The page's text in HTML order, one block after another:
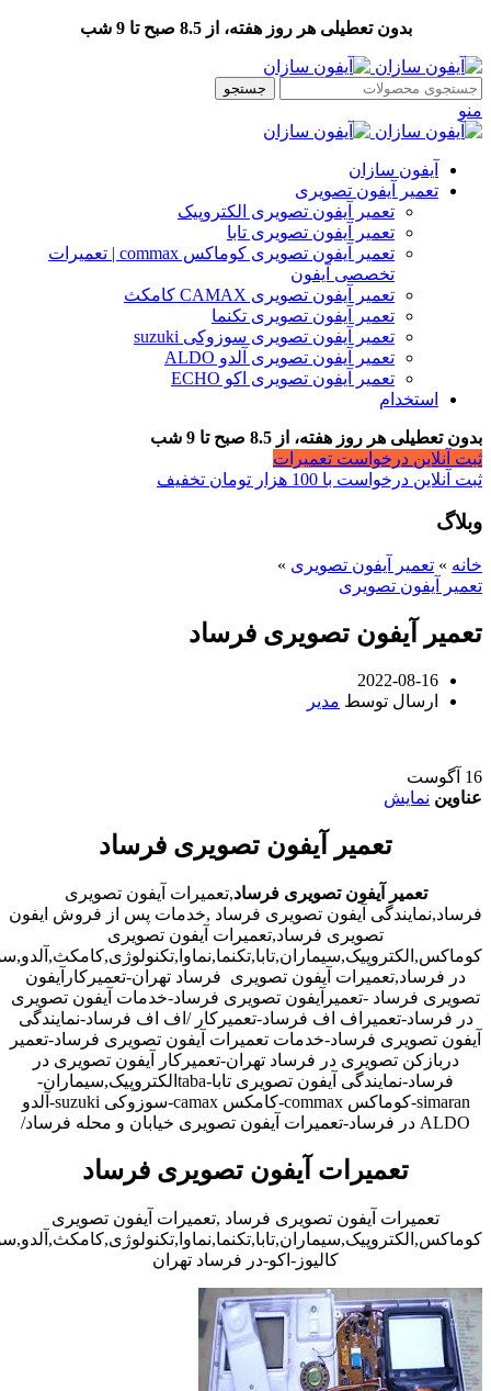
بدون تعطیلی هر روز هفته، از 8.5 صبح تا 9 شب
جستجو
منو
آیفون سازان
تعمیر آیفون تصویری
تعمیر آیفون تصویری الکتروپیک
تعمیر آیفون تصویری تابا
تعمیر آیفون تصویری کوماکس commax | تعمیرات
تخصصی آیفون
تعمیر آیفون تصویری CAMAX کامکث
تعمیر آیفون تصویری تکنما
تعمیر آیفون تصویری سوزوکی suzuki
تعمیر آیفون تصویری آلدو ALDO
تعمیر آیفون تصویری اکو ECHO
استخدام
بدون تعطیلی هر روز هفته، از 8.5 صبح تا 9 شب
ثبت آنلاین درخواست تعمیرات
ثبت آنلاین درخواست با 100 هزار تومان تخفیف
وبلاگ
خانه » تعمیر آیفون تصویری »
تعمیر آیفون تصویری
تعمیر آیفون تصویری فرساد
2022-08-16
ارسال توسط مدیر
16 آگوست
عناوین نمایش
تعمیر آیفون تصویری فرساد
تعمیر آیفون تصویری فرساد,تعمیرات آیفون تصویری
فرساد,نمایندگی آیفون تصویری فرساد ,خدمات پس از فروش ایفون
تصویری فرساد,تعمیرات آیفون تصویری
در فرساد,تعمیرات آیفون تصویری فرساد تهران-تعمیرکارآیفون
تصویری فرساد -تعمیرآیفون تصویری فرساد-خدمات آیفون تصویری
در فرساد-تعمیراف اف فرساد-تعمیرکار /اف اف فرساد-نمایندگی
آیفون تصویری فرساد-خدمات تعمیرات آیفون تصویری فرساد-تعمیر
دربازکن تصویری در فرساد تهران-تعمیرکار آیفون تصویری در
فرساد-نمایندگی آیفون تصویری تابا-tabaالکتروپیک,سیماران-
simaran-کوماکس commax-کامکس camax-سوزوکی suzuki-آلدو
ALDO در فرساد-تعمیرات آیفون تصویری خیابان و محله فرساد/
تعمیرات آیفون تصویری فرساد
تعمیرات آیفون تصویری فرساد ,تعمیرات آیفون تصویری
کالیوز-اکو-در فرساد تهران